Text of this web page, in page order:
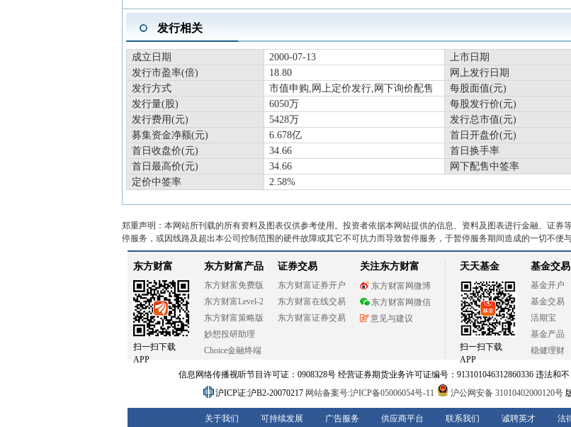
发行相关
成立日期 2000-07-13 上市日期
发行市盈率(倍)
18.80 网上发行日期
发行方式
市值申购,网上定价发行,网下询价配售 每股面值(元)
发行量(股)
6050万 每股发行价(元)
发行费用(元)
5428万 发行总市值(元)
募集资金净额(元)
6.678亿 首日开盘价(元)
首日收盘价(元)
34.66 首日换手率
首日最高价(元)
34.66 网下配售中签率
定价中签率
2.58%
郑重声明：本网站所刊载的所有资料及图表仅供参考使用。投资者依据本网站提供的信息、资料及图表进行金融、证
停服务，或因线路及超出本公司控制范围的硬件故障或其它不可抗力而导致暂停服务，于暂停服务期间造成的一切不便